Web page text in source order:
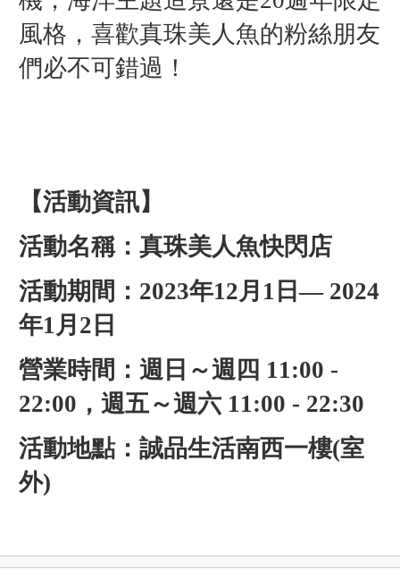
風格，喜歡真珠美人魚的粉絲朋友
們必不可錯過！
【活動資訊】
活動名稱：真珠美人魚快閃店
活動期間：2023年12月1日— 2024
年1月2日
營業時間：週日～週四 11:00 -
22:00，週五～週六 11:00 - 22:30
活動地點：誠品生活南西一樓(室
外)